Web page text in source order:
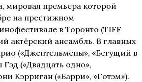
мировая премьера которой
на престижном
в Торонто (TIFF
актёрский ансамбль. В главных
(«Джентельмены», «Бегущий в
(«Двадцать одно»,
Кэрриган («Барри», «Готэм»).